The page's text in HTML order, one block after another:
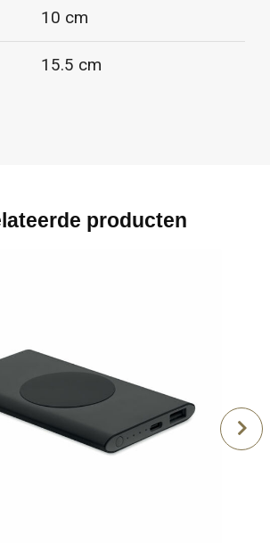
10 cm
15.5 cm
producten